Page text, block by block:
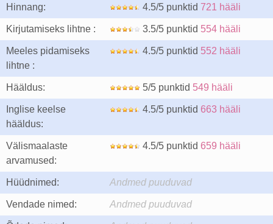
Hinnang: 4.5/5 punktid 721 hääli
Kirjutamiseks lihtne : 3.5/5 punktid 554 hääli
Meeles pidamiseks
lihtne :
4.5/5 punktid 552 hääli
Hääldus: 5/5 punktid 549 hääli
Inglise keelse
hääldus:
4.5/5 punktid 663 hääli
Välismaalaste
arvamused:
4.5/5 punktid 659 hääli
Hüüdnimed: Andmed puuduvad
Vendade nimed: Andmed puuduvad